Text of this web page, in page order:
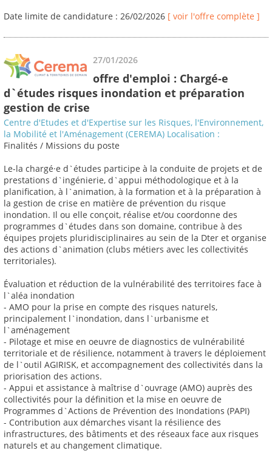
Date limite de candidature : 26/02/2026 [ voir l'offre complète ]
27/01/2026
offre d'emploi : Chargé-e
d`études risques inondation et préparation
gestion de crise
Centre d'Etudes et d'Expertise sur les Risques, l'Environnement,
la Mobilité et l'Aménagement (CEREMA) Localisation :
Finalités / Missions du poste
Le-la chargé·e d`études participe à la conduite de projets et de
prestations d`ingénierie, d`appui méthodologique et à la
planification, à l`animation, à la formation et à la préparation à
la gestion de crise en matière de prévention du risque
inondation. Il ou elle conçoit, réalise et/ou coordonne des
programmes d`études dans son domaine, contribue à des
équipes projets pluridisciplinaires au sein de la Dter et organise
des actions d`animation (clubs métiers avec les collectivités
territoriales).
Évaluation et réduction de la vulnérabilité des territoires face à
l`aléa inondation
- AMO pour la prise en compte des risques naturels,
principalement l`inondation, dans l`urbanisme et
l`aménagement
- Pilotage et mise en oeuvre de diagnostics de vulnérabilité
territoriale et de résilience, notamment à travers le déploiement
de l`outil AGIRISK, et accompagnement des collectivités dans la
priorisation des actions.
- Appui et assistance à maîtrise d`ouvrage (AMO) auprès des
collectivités pour la définition et la mise en oeuvre de
Programmes d`Actions de Prévention des Inondations (PAPI)
- Contribution aux démarches visant la résilience des
infrastructures, des bâtiments et des réseaux face aux risques
naturels et au changement climatique.